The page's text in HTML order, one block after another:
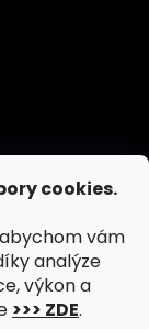
cookies.
vám
analýze
výkon a
>>> ZDE.